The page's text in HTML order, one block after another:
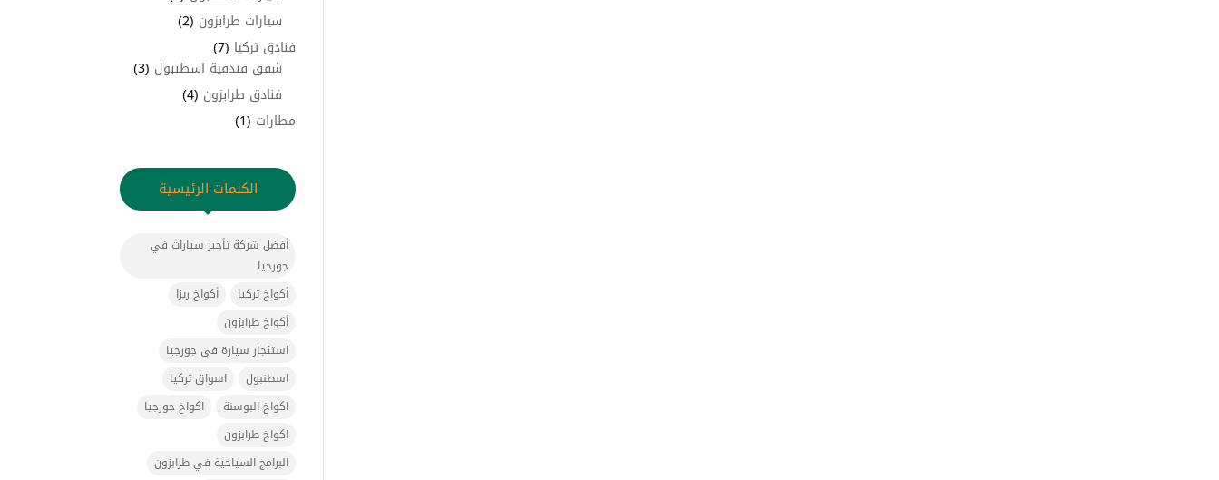
سيارات طرابزون (2)
فنادق تركيا (7)
شقق فندقية اسطنبول (3)
فنادق طرابزون (4)
مطارات (1)
الكلمات الرئيسية
أفضل شركة تأجير سيارات في
جورجيا
أكواخ تركيا
أكواخ ريزا
أكواخ طرابزون
استئجار سيارة في جورجيا
اسطنبول
اسواق تركيا
اكواخ البوسنة
اكواخ جورجيا
اكواخ طرابزون
البرامج السياحية في طرابزون